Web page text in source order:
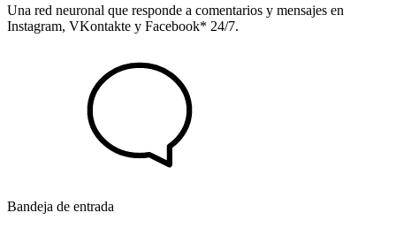
Una red neuronal que responde a comentarios y mensajes en
Instagram, VKontakte y Facebook* 24/7.
Bandeja de entrada